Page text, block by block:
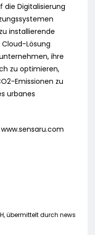
die Digitalisierung
installierende
Lösung
ihre
zu optimieren,
Emissionen zu
urbanes
übermittelt durch news